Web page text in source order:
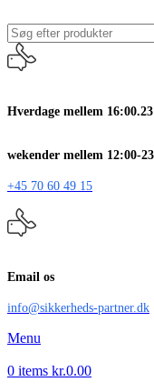
Hverdage mellem
wekender mellem 12:00-
+45 70 60 49 15
Email os
info@sikkerheds-partner.dk
Menu
0 items kr.0.00